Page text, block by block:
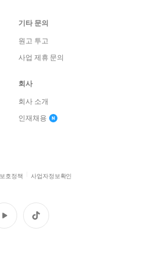
기타 문의
원고 투고
사업 제휴 문의
회사
회사 소개
인재채용
호정책 사업자정보확인
유
튜
틱
톡